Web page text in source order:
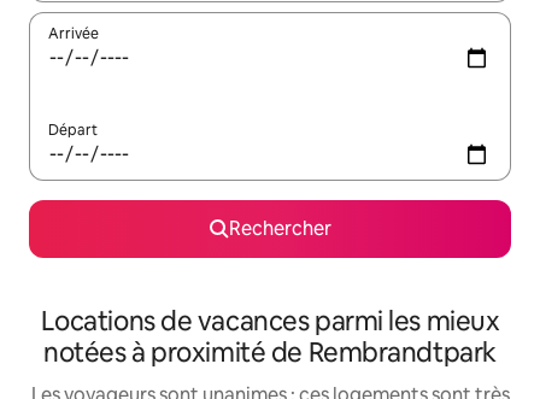
Arrivée
Départ
Rechercher
Locations de vacances parmi les mieux
notées à proximité de Rembrandtpark